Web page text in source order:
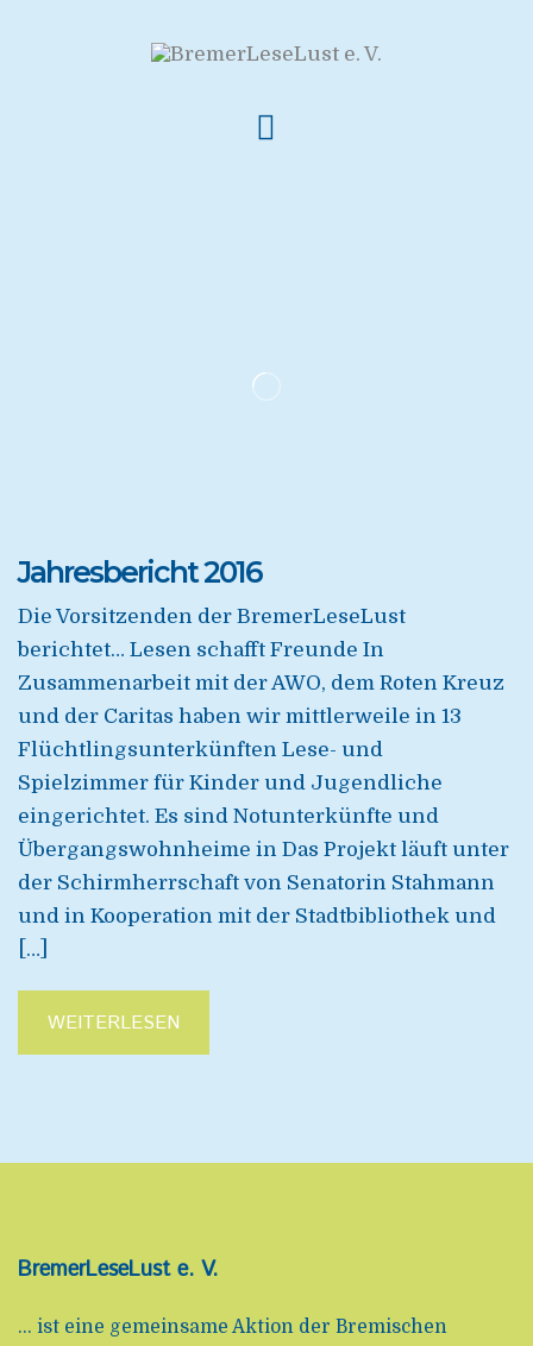
Jahresbericht 2016
Die Vorsitzenden der BremerLeseLust
berichtet… Lesen schafft Freunde In
Zusammenarbeit mit der AWO, dem Roten Kreuz
und der Caritas haben wir mittlerweile in 13
Flüchtlingsunterkünften Lese- und
Spielzimmer für Kinder und Jugendliche
eingerichtet. Es sind Notunterkünfte und
Übergangswohnheime in Das Projekt läuft unter
der Schirmherrschaft von Senatorin Stahmann
und in Kooperation mit der Stadtbibliothek und
[…]
WEITERLESEN
BremerLeseLust e. V.
... ist eine gemeinsame Aktion der Bremischen